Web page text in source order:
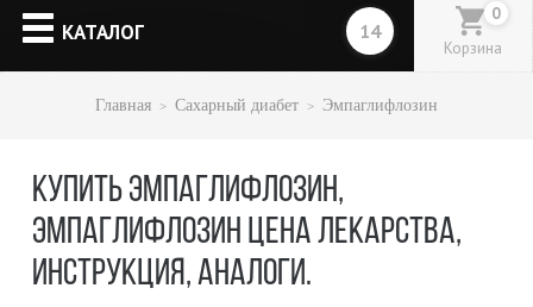
КАТАЛОГ
0
Корзина
Главная Сахарный диабет Эмпаглифлозин
КУПИТЬ ЭМПАГЛИФЛОЗИН,
ЭМПАГЛИФЛОЗИН ЦЕНА ЛЕКАРСТВА,
ИНСТРУКЦИЯ, АНАЛОГИ.